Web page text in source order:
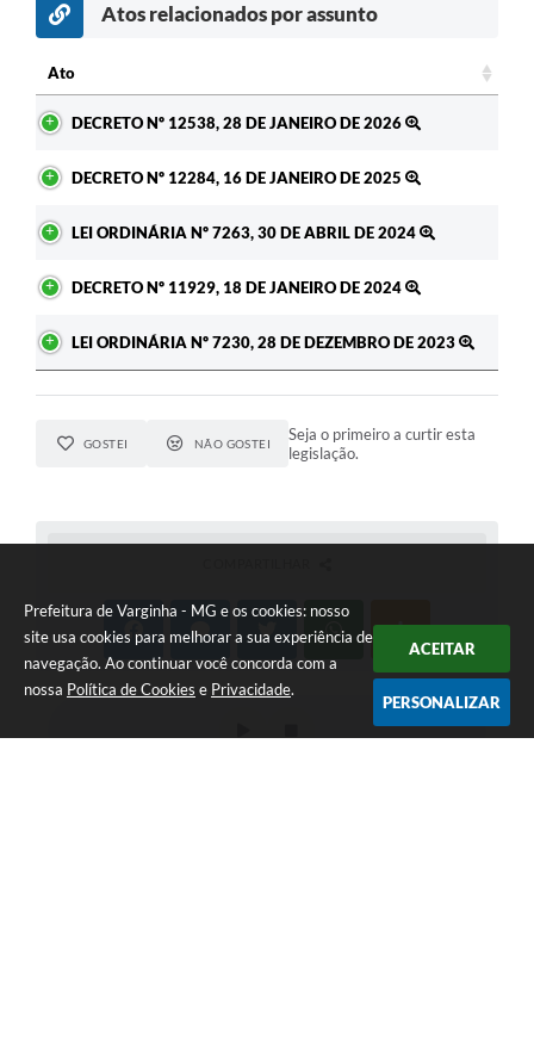
Prefeitura de Varginha - MG e os cookies: nosso
site usa cookies para melhorar a sua experiência de
navegação. Ao continuar você concorda com a
nossa Política de Cookies e Privacidade.
ACEITAR
PERSONALIZAR
Atos relacionados por assunto
Ato
DECRETO Nº 12538, 28 DE JANEIRO DE 2026
DECRETO Nº 12284, 16 DE JANEIRO DE 2025
LEI ORDINÁRIA Nº 7263, 30 DE ABRIL DE 2024
DECRETO Nº 11929, 18 DE JANEIRO DE 2024
LEI ORDINÁRIA Nº 7230, 28 DE DEZEMBRO DE 2023
GOSTEI NÃO GOSTEI
Seja o primeiro a curtir esta
legislação.